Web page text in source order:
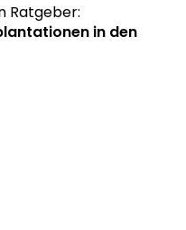
Ratgeber:
in den